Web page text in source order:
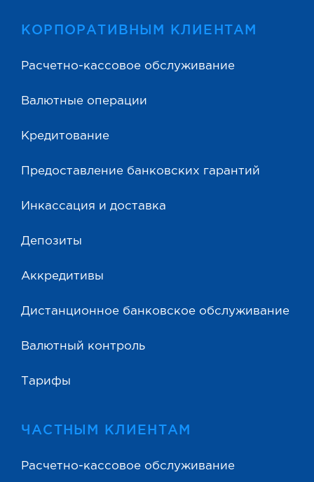
КОРПОРАТИВНЫМ КЛИЕНТАМ
Расчетно-кассовое обслуживание
Валютные операции
Кредитование
Предоставление банковских гарантий
Инкассация и доставка
Депозиты
Аккредитивы
Дистанционное банковское обслуживание
Валютный контроль
Тарифы
ЧАСТНЫМ КЛИЕНТАМ
Расчетно-кассовое обслуживание